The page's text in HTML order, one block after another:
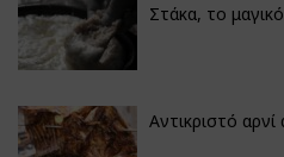
Στάκα, το
Αντικριστό